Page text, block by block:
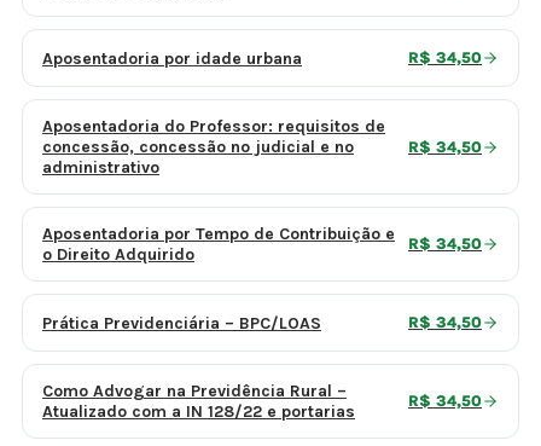
Aposentadoria por idade urbana R$ 34,50
Aposentadoria do Professor: requisitos de
concessão, concessão no judicial e no
administrativo
R$ 34,50
Aposentadoria por Tempo de Contribuição e
o Direito Adquirido
R$ 34,50
Prática Previdenciária – BPC/LOAS R$ 34,50
Como Advogar na Previdência Rural –
Atualizado com a IN 128/22 e portarias
R$ 34,50